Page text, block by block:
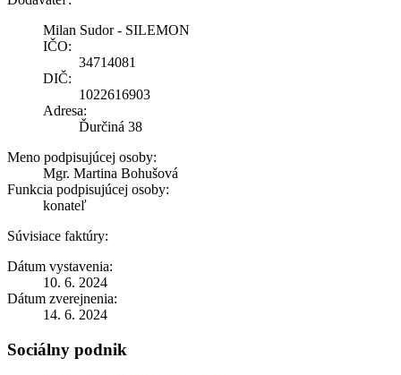
Milan Sudor - SILEMON
IČO:
34714081
DIČ:
1022616903
Adresa:
Ďurčiná 38
Meno podpisujúcej osoby:
Mgr. Martina Bohušová
Funkcia podpisujúcej osoby:
konateľ
Súvisiace faktúry:
Dátum vystavenia:
10. 6. 2024
Dátum zverejnenia:
14. 6. 2024
Sociálny podnik